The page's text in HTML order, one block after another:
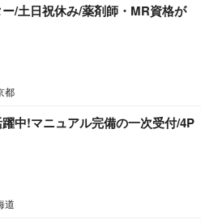
/土日祝休み/薬剤師・MR資格が
都
中!マニュアル完備の一次受付/4P
道